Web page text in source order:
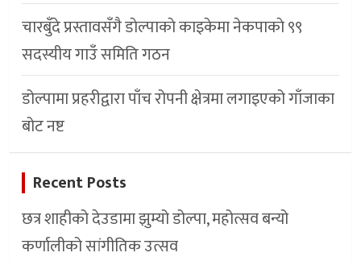
चारबुँदे प्रस्तावसँगै डाेल्पाकाे काइकेमा नेकपाकाे ९९
सदस्यीय गाउँ समिति गठन
डोल्पामा प्रहरीद्वारा पाँच रोपनी क्षेत्रमा लगाइएको गाँजाका
बोट नष्ट
Recent Posts
छत्र शाहीको देउडामा झुम्यो डोल्पा, महोत्सव बन्यो
कर्णालीको सांगीतिक उत्सव